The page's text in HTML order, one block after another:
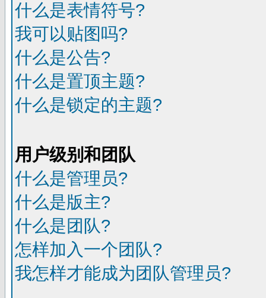
什么是表情符号?
我可以贴图吗?
什么是公告?
什么是置顶主题?
什么是锁定的主题?
用户级别和团队
什么是管理员?
什么是版主?
什么是团队?
怎样加入一个团队?
我怎样才能成为团队管理员?